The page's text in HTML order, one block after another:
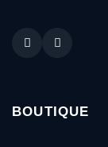
BOUTIQUE